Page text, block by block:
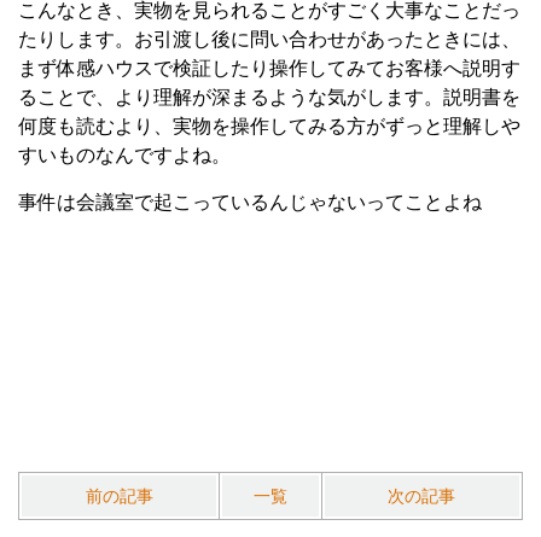
こんなとき、実物を見られることがすごく大事なことだっ
たりします。お引渡し後に問い合わせがあったときには、
まず体感ハウスで検証したり操作してみてお客様へ説明す
ることで、より理解が深まるような気がします。説明書を
何度も読むより、実物を操作してみる方がずっと理解しや
すいものなんですよね。
事件は会議室で起こっているんじゃないってことよね
前の記事 一覧 次の記事